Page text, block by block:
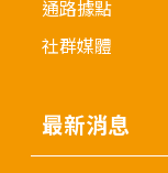
通路據點
社群媒體
最新消息